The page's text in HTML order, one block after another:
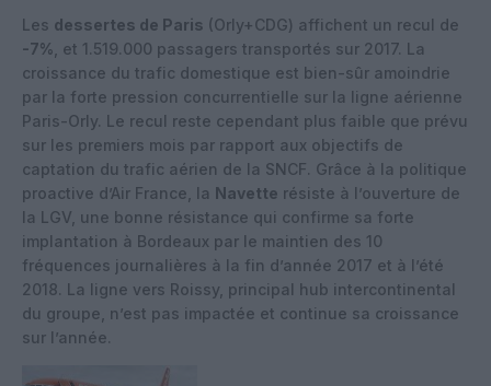
Les dessertes de Paris (Orly+CDG) affichent un recul de
-7% , et 1.519.000 passagers transportés sur 2017. La
croissance du trafic domestique est bien-sûr amoindrie
par la forte pression concurrentielle sur la ligne aérienne
Paris-Orly. Le recul reste cependant plus faible que prévu
sur les premiers mois par rapport aux objectifs de
captation du trafic aérien de la SNCF. Grâce à la politique
proactive d’Air France, la Navette résiste à l’ouverture de
la LGV, une bonne résistance qui confirme sa forte
implantation à Bordeaux par le maintien des 10
fréquences journalières à la fin d’année 2017 et à l’été
2018. La ligne vers Roissy, principal hub intercontinental
du groupe, n’est pas impactée et continue sa croissance
sur l’année.